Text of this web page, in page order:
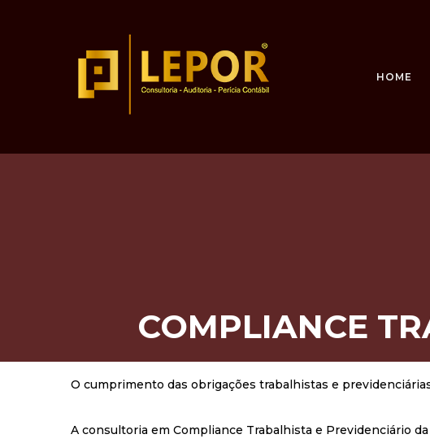
HOME
COMPLIANCE
O cumprimento das obrigações trabalhistas e
A consultoria em Compliance Trabalhista e Previdenciário da